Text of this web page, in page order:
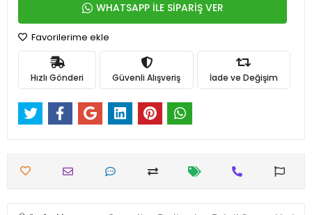
WHATSAPP İLE SİPARİŞ VER
Favorilerime ekle
Hızlı Gönderi Güvenli Alışveriş İade ve Değişim